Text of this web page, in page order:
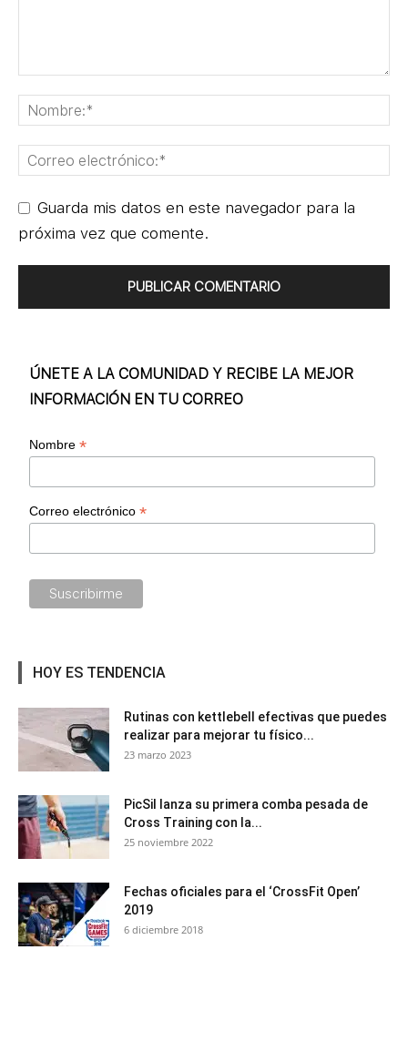
Guarda mis datos en este navegador para la
próxima vez que comente.
ÚNETE A LA COMUNIDAD Y RECIBE LA MEJOR
INFORMACIÓN EN TU CORREO
Nombre*
Correo electrónico*
HOY ES TENDENCIA
Rutinas con kettlebell efectivas que puedes
realizar para mejorar tu físico...
23 marzo 2023
PicSil lanza su primera comba pesada de
Cross Training con la...
25 noviembre 2022
Fechas oficiales para el ‘CrossFit Open’
2019
6 diciembre 2018